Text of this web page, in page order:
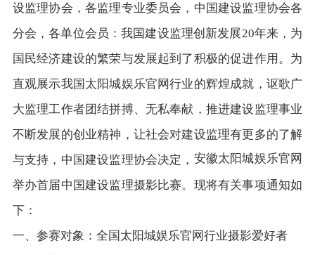
设监理协会，各监理专业委员会，中国建设监理协会各
分会，各单位会员：我国建设监理创新发展20年来，为
国民经济建设的繁荣与发展起到了积极的促进作用。为
直观展示我国太阳城娱乐官网行业的辉煌成就，讴歌广
大监理工作者团结拼搏、无私奉献，推进建设监理事业
不断发展的创业精神，让社会对建设监理有更多的了解
与支持，中国建设监理协会决定， 安徽太阳城娱乐官网
举办首届中国建设监理摄影比赛。现将有关事项通知如
下：
一、参赛对象：全国太阳城娱乐官网行业摄影爱好者